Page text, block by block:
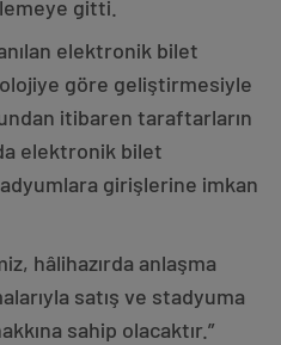
gitti.
elektronik bilet
göre geliştirmesiyle
itibaren taraftarların
elektronik bilet
girişlerine imkan
hâlihazırda anlaşma
satış ve stadyuma
sahip olacaktır.”